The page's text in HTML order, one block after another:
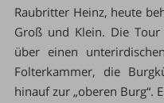
Raubritter Heinz, heute
Groß und Klein. Die
über einen
Folterkammer, die
hinauf zur „oberen Burg“.